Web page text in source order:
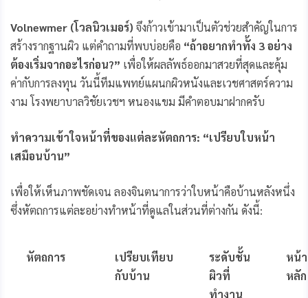
Volnewmer (โวลนิวเมอร์) จึงก้าวเข้ามาเป็นตัวช่วยสำคัญในการ
สร้างรากฐานผิว แต่คำถามที่พบบ่อยคือ “ถ้าอยากทำทั้ง 3 อย่าง
ต้องเริ่มจากอะไรก่อน?” เพื่อให้ผลลัพธ์ออกมาสวยที่สุดและคุ้ม
ค่ากับการลงทุน วันนี้ทีมแพทย์แผนกผิวหนังและเวชศาสตร์ความ
งาม โรงพยาบาลวิชัยเวชฯ หนองแขม มีคำตอบมาฝากครับ
ทำความเข้าใจหน้าที่ของแต่ละหัตถการ: “เปรียบใบหน้า
เสมือนบ้าน”
เพื่อให้เห็นภาพชัดเจน ลองจินตนาการว่าใบหน้าคือบ้านหลังหนึ่ง
ซึ่งหัตถการแต่ละอย่างทำหน้าที่ดูแลในส่วนที่ต่างกัน ดังนี้:
หัตถการ
เปรียบเทียบ
กับบ้าน
ระดับชั้น
ผิวที่
ทำงาน
หน้
หลัก